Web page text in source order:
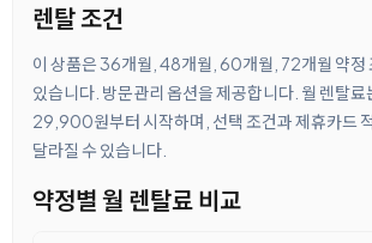
렌탈 조건
이 상품은 36개월, 48개월, 60개월, 72개월 약정
있습니다. 방문관리 옵션을 제공합니다. 월 렌탈료
29,900원부터 시작하며, 선택 조건과 제휴카드
달라질 수 있습니다.
약정별 월 렌탈료 비교